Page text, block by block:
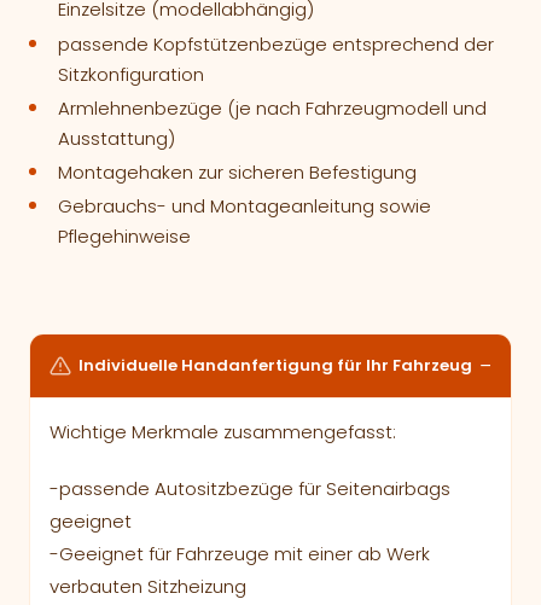
Einzelsitze (modellabhängig)
passende Kopfstützenbezüge entsprechend der
Sitzkonfiguration
Armlehnenbezüge (je nach Fahrzeugmodell und
Ausstattung)
Montagehaken zur sicheren Befestigung
Gebrauchs- und Montageanleitung sowie
Pflegehinweise
Individuelle Handanfertigung für Ihr Fahrzeug
Wichtige Merkmale zusammengefasst:
-passende Autositzbezüge für Seitenairbags
geeignet
-Geeignet für Fahrzeuge mit einer ab Werk
verbauten Sitzheizung